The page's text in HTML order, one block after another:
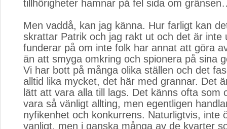
tillhörigheter hamnar på fel sida om
Men vaddå, kan jag känna. Hur farligt kan
skrattar Patrik och jag rakt ut och det är inte
funderar på om inte folk har annat att göra
än att smyga omkring och spionera på sina
Vi har bott på många olika ställen och det
alltid lika mycket, det här med grannar. Det
lätt att vara alla till lags. Det känns ofta som
vara så vänligt allting, men egentligen
nyfikenhet och konkurrens. Naturligtvis, inte
vanligt, men i ganska många av de kvarter